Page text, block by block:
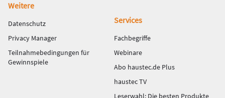
Weitere
Datenschutz
Privacy Manager
Teilnahmebedingungen für
Gewinnspiele
Services
Fachbegriffe
Webinare
Abo haustec.de Plus
haustec TV
Leserwahl: Die besten Produkte